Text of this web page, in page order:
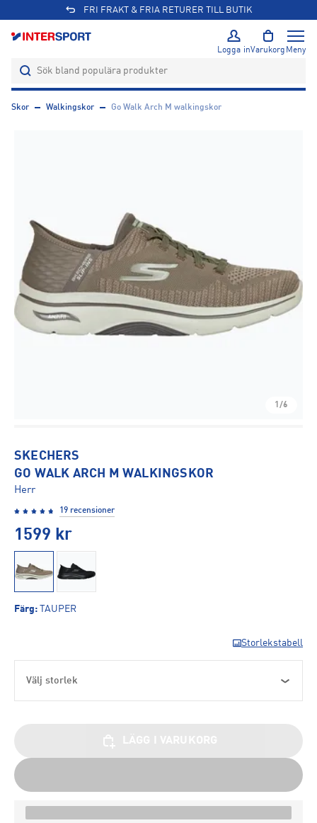
FRI FRAKT & FRIA RETURER TILL BUTIK
Logga inVarukorg Meny
Skor Walkingskor Go Walk Arch M walkingskor
1/6
SKECHERS
GO WALK ARCH M WALKINGSKOR
Herr
19 recensioner
1599 kr
Färg: TAUPER
Storlekstabell
Välj storlek